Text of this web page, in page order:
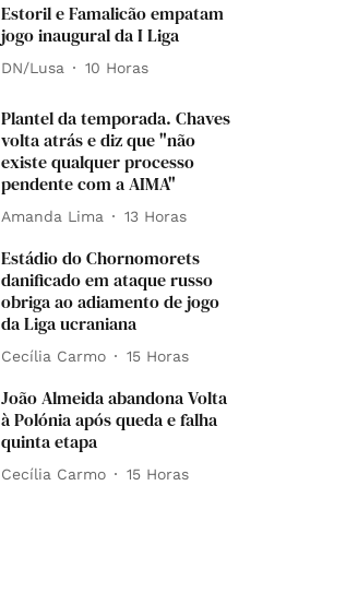
Estoril e Famalicão empatam
jogo inaugural da I Liga
DN/Lusa 10 Horas
Plantel da temporada. Chaves
volta atrás e diz que "não
existe qualquer processo
pendente com a AIMA"
Amanda Lima 13 Horas
Estádio do Chornomorets
danificado em ataque russo
obriga ao adiamento de jogo
da Liga ucraniana
Cecília Carmo 15 Horas
João Almeida abandona Volta
à Polónia após queda e falha
quinta etapa
Cecília Carmo 15 Horas